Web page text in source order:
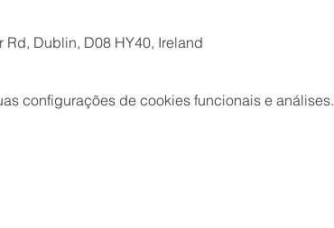
Dublin, D08 HY40, Ireland
configurações de cookies funcionais e análises.